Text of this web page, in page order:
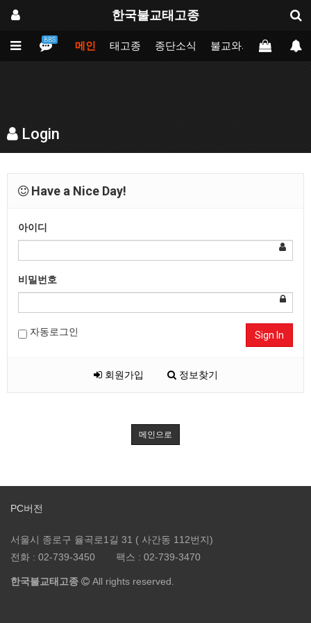
한국불교태고종
BBS
메인 태고종 종단소식 불교와의만남 업
Login
Have a Nice Day!
아이디
비밀번호
자동로그인 Sign In
회원가입 정보찾기
메인으로
PC버전
서울시 종로구 율곡로1길 31 ( 사간동 112번지)
전화 : 02-739-3450 팩스 : 02-739-3470
한국불교태고종 All rights reserved.